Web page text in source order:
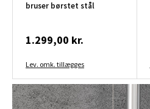
bruser børstet stål
1.299,00 kr.
Lev. omk. tillægges